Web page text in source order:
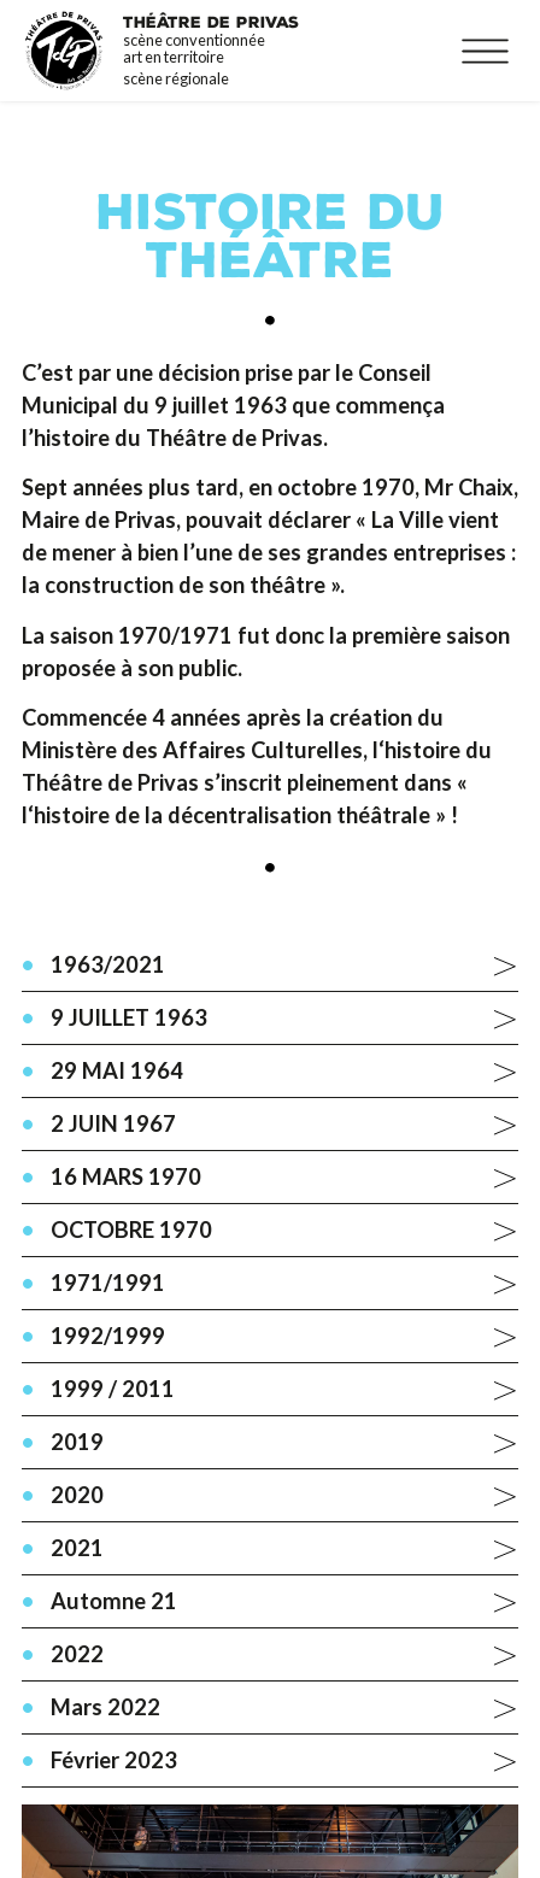
Aller
contenu
THÉÂTRE DE PRIVAS
scène conventionnée
art en territoire
scène régionale
La programmation
Infos pratiques
HISTOIRE DU
THÉÂTRE
C’est par une décision prise par le Conseil
Municipal du 9 juillet 1963 que commença
l’histoire du Théâtre de Privas.
Sept années plus tard, en octobre 1970, Mr Chaix,
Maire de Privas, pouvait déclarer « La Ville vient
de mener à bien l’une de ses grandes entreprises :
la construction de son théâtre ».
La saison 1970/1971 fut donc la première saison
proposée à son public.
Commencée 4 années après la création du
Ministère des Affaires Culturelles, l‘histoire du
Théâtre de Privas s’inscrit pleinement dans «
l‘histoire de la décentralisation théâtrale » !
1963/2021
9 JUILLET 1963
29 MAI 1964
2 JUIN 1967
16 MARS 1970
OCTOBRE 1970
1971/1991
1992/1999
1999 / 2011
2019
2020
2021
Automne 21
2022
Mars 2022
Février 2023